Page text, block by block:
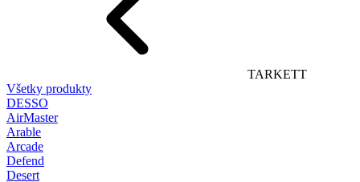
TARKETT
Všetky produkty
DESSO
AirMaster
Arable
Arcade
Defend
Desert